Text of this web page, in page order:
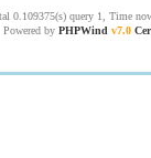
0.109375(s) query 1, Time
Powered by PHPWind v7.0